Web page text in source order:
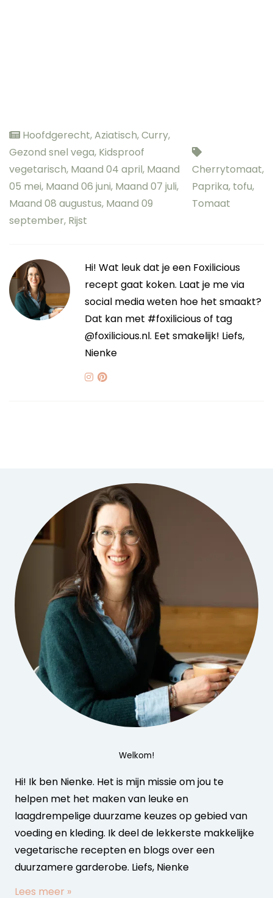
Hoofdgerecht,Aziatisch,Curry,
Gezond snel vega, Kidsproof
vegetarisch, Maand 04 april, Maand
05 mei, Maand 06 juni, Maand 07 juli,
Maand 08 augustus, Maand 09
september, Rijst
Cherrytomaat,
Paprika, tofu,
Tomaat
Hi! Wat leuk dat je een Foxilicious
recept gaat koken. Laat je me via
social media weten hoe het smaakt?
Dat kan met #foxilicious of tag
@foxilicious.nl. Eet smakelijk! Liefs,
Nienke
Welkom!
Hi! Ik ben Nienke. Het is mijn missie om jou te
helpen met het maken van leuke en
laagdrempelige duurzame keuzes op gebied van
voeding en kleding. Ik deel de lekkerste makkelijke
vegetarische recepten en blogs over een
duurzamere garderobe. Liefs, Nienke
Lees meer »